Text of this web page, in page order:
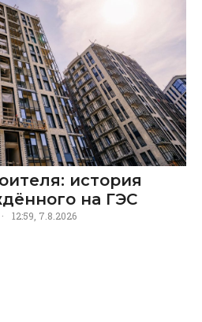
история
на ГЭС
· 12:59, 7.8.2026